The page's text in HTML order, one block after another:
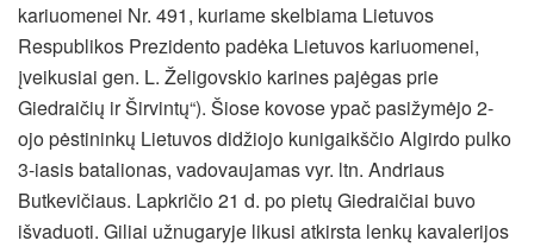
kariuomenei Nr. 491, kuriame skelbiama Lietuvos
Respublikos Prezidento padėka Lietuvos kariuomenei,
įveikusiai gen. L. Želigovskio karines pajėgas prie
Giedraičių ir Širvintų“). Šiose kovose ypač pasižymėjo 2-
ojo pėstininkų Lietuvos didžiojo kunigaikščio Algirdo pulko
3-iasis batalionas, vadovaujamas vyr. ltn. Andriaus
Butkevičiaus. Lapkričio 21 d. po pietų Giedraičiai buvo
išvaduoti. Giliai užnugaryje likusi atkirsta lenkų kavalerijos